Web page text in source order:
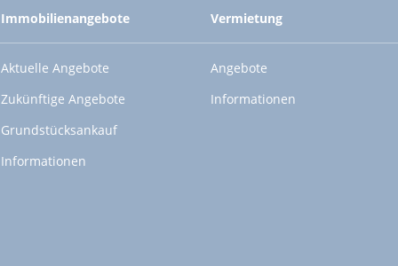
Immobilienangebote
Aktuelle Angebote
Zukünftige Angebote
Grundstücksankauf
Informationen
Vermietung
Angebote
Informationen